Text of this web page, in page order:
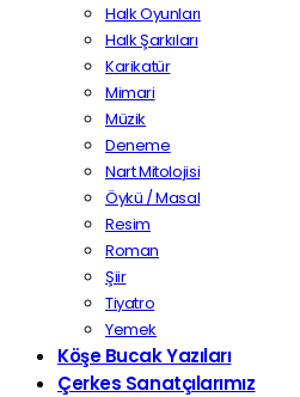
Halk Oyunları
Halk Şarkıları
Karikatür
Mimari
Müzik
Deneme
Nart Mitolojisi
Öykü / Masal
Resim
Roman
Şiir
Tiyatro
Yemek
Köşe Bucak Yazıları
Çerkes Sanatçılarımız